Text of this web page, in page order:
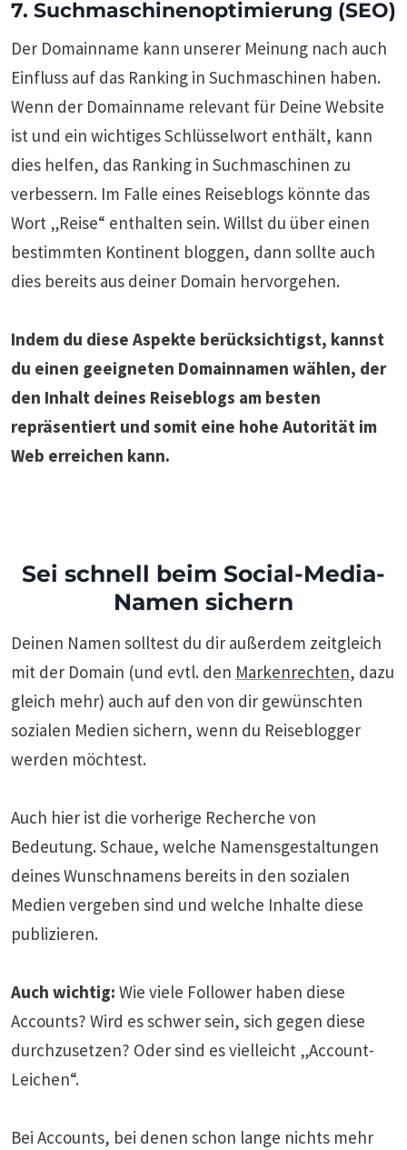
7. Suchmaschinenoptimierung (SEO)
Der Domainname kann unserer Meinung nach auch
Einfluss auf das Ranking in Suchmaschinen haben.
Wenn der Domainname relevant für Deine Website
ist und ein wichtiges Schlüsselwort enthält, kann
dies helfen, das Ranking in Suchmaschinen zu
verbessern. Im Falle eines Reiseblogs könnte das
Wort „Reise“ enthalten sein. Willst du über einen
bestimmten Kontinent bloggen, dann sollte auch
dies bereits aus deiner Domain hervorgehen.
Indem du diese Aspekte berücksichtigst, kannst
du einen geeigneten Domainnamen wählen, der
den Inhalt deines Reiseblogs am besten
repräsentiert und somit eine hohe Autorität im
Web erreichen kann.
Sei schnell beim Social-Media-
Namen sichern
Deinen Namen solltest du dir außerdem zeitgleich
mit der Domain (und evtl. den Markenrechten, dazu
gleich mehr) auch auf den von dir gewünschten
sozialen Medien sichern, wenn du Reiseblogger
werden möchtest.
Auch hier ist die vorherige Recherche von
Bedeutung. Schaue, welche Namensgestaltungen
deines Wunschnamens bereits in den sozialen
Medien vergeben sind und welche Inhalte diese
publizieren.
Auch wichtig: Wie viele Follower haben diese
Accounts? Wird es schwer sein, sich gegen diese
durchzusetzen? Oder sind es vielleicht „Account-
Leichen“.
Bei Accounts, bei denen schon lange nichts mehr